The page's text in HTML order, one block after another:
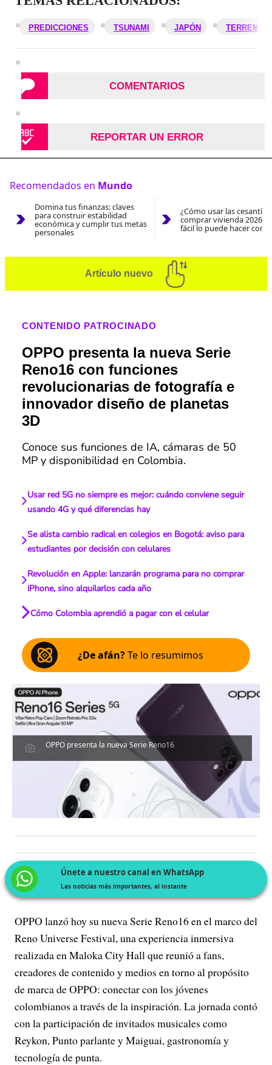
PREDICCIONES TSUNAMI JAPÓN
COMENTARIOS
REPORTAR UN ERROR
Recomendados en Mundo
Domina tus finanzas: claves
para construir estabilidad
económica y cumplir tus metas
personales
¿Cómo usar las
comprar vivienda 2026?
fácil lo puede hacer con
Artículo nuevo
CONTENIDO PATROCINADO
OPPO presenta la nueva Serie
Reno16 con funciones
revolucionarias de fotografía e
innovador diseño de planetas
3D
Conoce sus funciones de IA, cámaras de 50
MP y disponibilidad en Colombia.
Usar red 5G no siempre es mejor: cuándo conviene seguir
usando 4G y qué diferencias hay
Se alista cambio radical en colegios en Bogotá: aviso para
estudiantes por decisión con celulares
Revolución en Apple: lanzarán programa para no comprar
iPhone, sino alquilarlos cada año
Cómo Colombia aprendió a pagar con el celular
¿De afán?Te lo resumimos
OPPO presenta la nueva Serie Reno16
Únete a nuestro canal en WhatsApp
Las noticias más importantes, al instante
OPPO lanzó hoy su nueva Serie Reno16 en el marco del
Reno Universe Festival, una experiencia inmersiva
realizada en Maloka City Hall que reunió a fans,
creadores de contenido y medios en torno al propósito
de marca de OPPO: conectar con los jóvenes
colombianos a través de la inspiración. La jornada contó
con la participación de invitados musicales como
Reykon, Punto parlante y Maiguai, gastronomía y
tecnología de punta.